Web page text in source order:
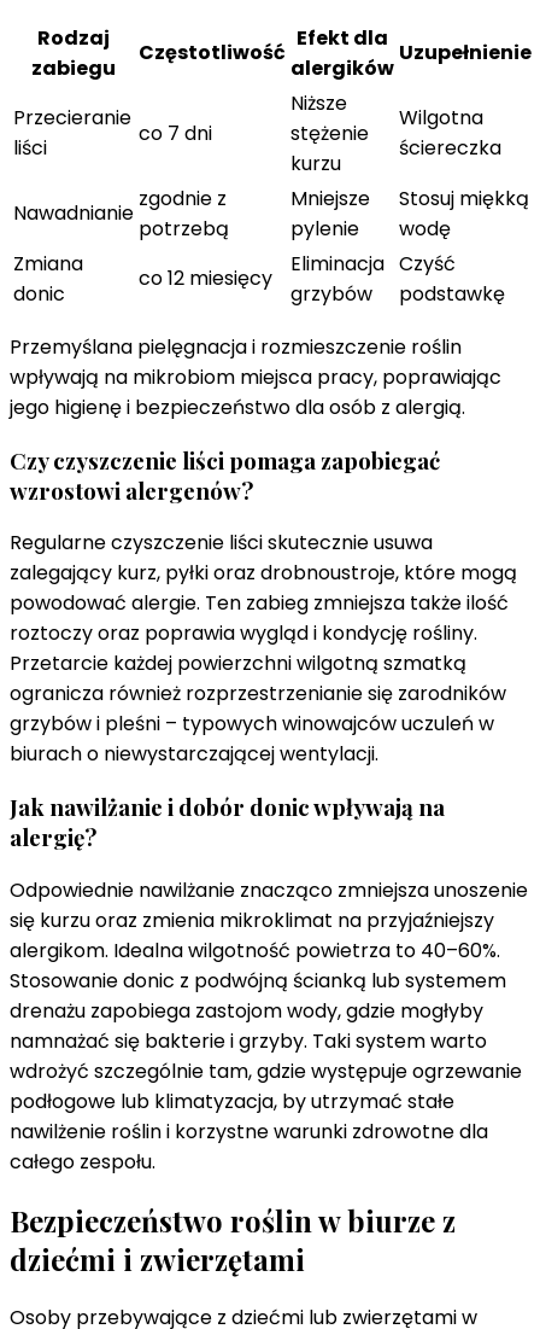
Rodzaj
zabiegu
Częstotliwość
Efekt dla
alergików
Uzupełnienie
Przecieranie
liści
co 7 dni
Niższe
stężenie
kurzu
Wilgotna
ściereczka
Nawadnianie
zgodnie z
potrzebą
Mniejsze
pylenie
Stosuj miękką
wodę
Zmiana
donic
co 12 miesięcy
Eliminacja
grzybów
Czyść
podstawkę
Przemyślana pielęgnacja i rozmieszczenie roślin
wpływają na mikrobiom miejsca pracy, poprawiając
jego higienę i bezpieczeństwo dla osób z alergią.
Czy czyszczenie liści pomaga zapobiegać
wzrostowi alergenów?
Regularne czyszczenie liści skutecznie usuwa
zalegający kurz, pyłki oraz drobnoustroje, które mogą
powodować alergie. Ten zabieg zmniejsza także ilość
roztoczy oraz poprawia wygląd i kondycję rośliny.
Przetarcie każdej powierzchni wilgotną szmatką
ogranicza również rozprzestrzenianie się zarodników
grzybów i pleśni – typowych winowajców uczuleń w
biurach o niewystarczającej wentylacji.
Jak nawilżanie i dobór donic wpływają na
alergię?
Odpowiednie nawilżanie znacząco zmniejsza unoszenie
się kurzu oraz zmienia mikroklimat na przyjaźniejszy
alergikom. Idealna wilgotność powietrza to 40–60%.
Stosowanie donic z podwójną ścianką lub systemem
drenażu zapobiega zastojom wody, gdzie mogłyby
namnażać się bakterie i grzyby. Taki system warto
wdrożyć szczególnie tam, gdzie występuje ogrzewanie
podłogowe lub klimatyzacja, by utrzymać stałe
nawilżenie roślin i korzystne warunki zdrowotne dla
całego zespołu.
Bezpieczeństwo roślin w biurze z
dziećmi i zwierzętami
Osoby przebywające z dziećmi lub zwierzętami w